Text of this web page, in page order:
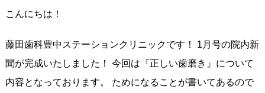
こんにちは！
藤田歯科豊中ステーションクリニックです！ 1月号の院内新
聞が完成いたしました！ 今回は『正しい歯磨き』について
内容となっております。 ためになることが書いてあるので